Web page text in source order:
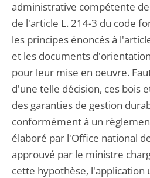
administrative compétente
de l'article L. 214-3 du code
les principes énoncés à
et les documents
pour leur mise en oeuvre.
d'une telle décision, ces bois
des garanties de gestion
conformément à un
élaboré par l'Office national
approuvé par le ministre
cette hypothèse,